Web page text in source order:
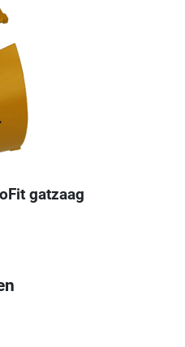
gatzaag